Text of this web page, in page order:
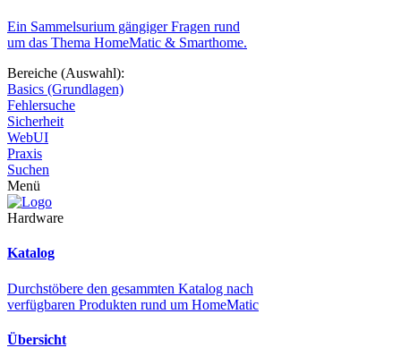
Ein Sammelsurium gängiger Fragen rund
um das Thema HomeMatic & Smarthome.
Bereiche (Auswahl):
Basics (Grundlagen)
Fehlersuche
Sicherheit
WebUI
Praxis
Suchen
Menü
Hardware
Katalog
Durchstöbere den gesammten Katalog nach
verfügbaren Produkten rund um HomeMatic
Übersicht